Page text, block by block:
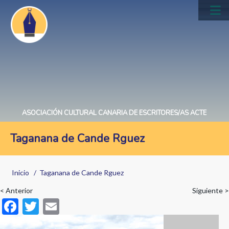
Pasar
contenido
principal
ASOCIACIÓN CULTURAL CANARIA DE ESCRITORES/AS ACTE
Taganana de Cande Rguez
Sobrescribir
enlaces
de
ayuda
Inicio Taganana de Cande Rguez
< Anterior Siguiente >
F
ac
T
w
m